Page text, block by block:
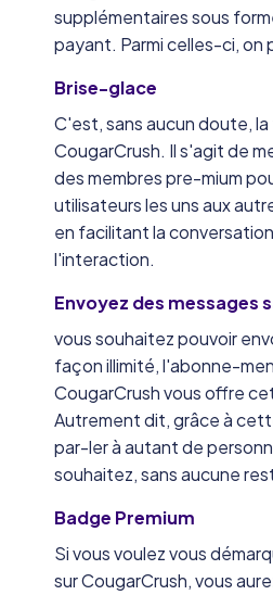
supplémentaires sous
payant. Parmi celles-ci, on
Brise-glace
C'est, sans aucun doute,
CougarCrush. Il s'agit de
des membres pre-mium
utilisateurs les uns aux
en facilitant la
l'interaction.
Envoyez des messages
vous souhaitez pouvoir
façon illimité, l'abonne-
CougarCrush vous offre
Autrement dit, grâce à
par-ler à autant de
souhaitez, sans aucune
Badge Premium
Si vous voulez vous
sur CougarCrush, vous